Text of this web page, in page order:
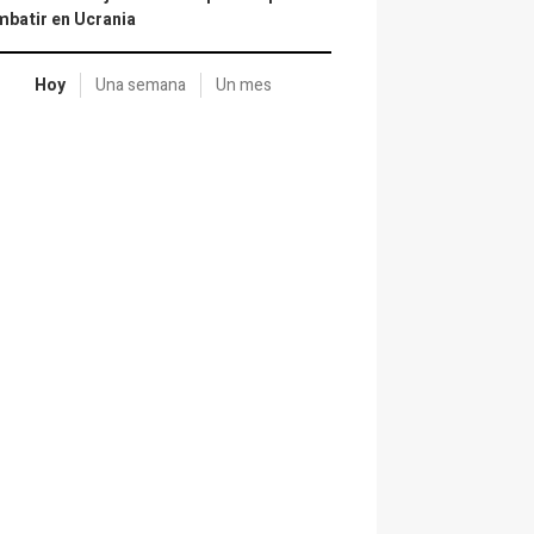
en Ucrania
Hoy Una semana Un mes